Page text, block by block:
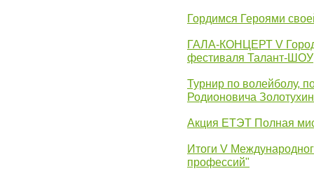
Гордимся Героями
ГАЛА-КОНЦЕРТ V
фестиваля Талант-ШОУ
Турнир по волейболу,
Родионовича
Акция ЕТЭТ Полная
Итоги V
профессий"